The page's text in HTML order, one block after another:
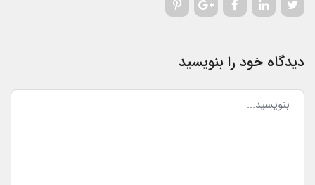
دیدگاه خود را بنویسید